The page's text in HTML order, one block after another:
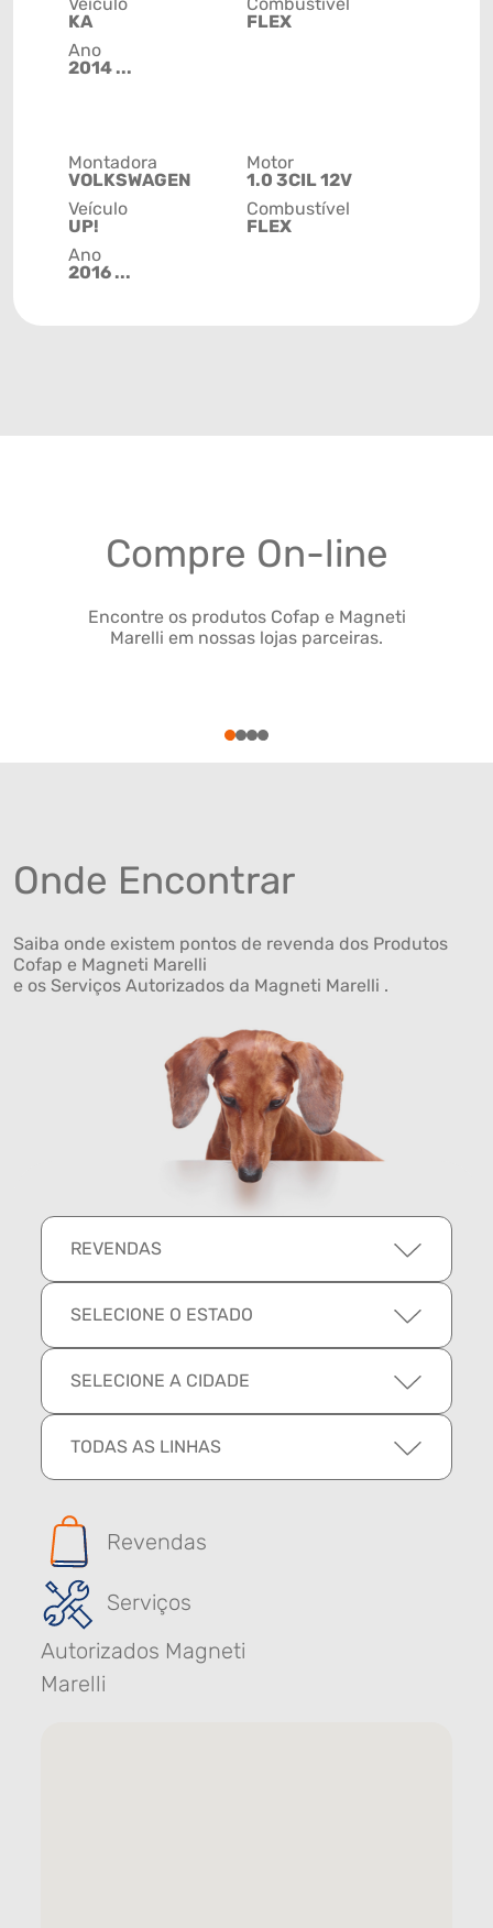
Veículo
KA
Ano
2014 ...
Combustível
FLEX
Montadora
VOLKSWAGEN
Veículo
UP!
Ano
2016 ...
Motor
1.0 3CIL 12V
Combustível
FLEX
Compre On-line
Encontre os produtos Cofap e Magneti
Marelli em nossas lojas parceiras.
1234
Onde Encontrar
Saiba onde existem pontos de revenda dos Produtos
Cofap e Magneti Marelli
e os Serviços Autorizados da Magneti Marelli .
REVENDAS
SELECIONE O ESTADO
SELECIONE A CIDADE
TODAS AS LINHAS
Revendas
Serviços
Autorizados Magneti
Marelli